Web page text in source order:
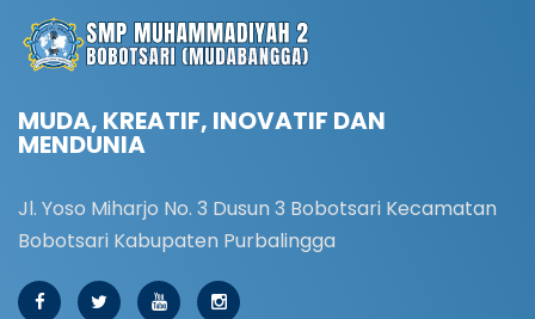
MUDA, KREATIF, INOVATIF DAN
MENDUNIA
Jl. Yoso Miharjo No. 3 Dusun 3 Bobotsari Kecamatan
Bobotsari Kabupaten Purbalingga